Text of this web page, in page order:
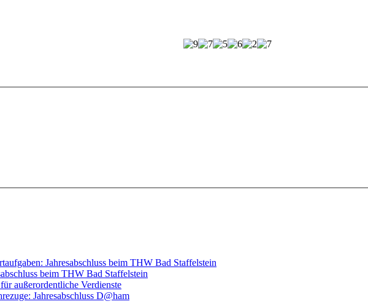
Jahresabschluss beim THW Bad Staffelstein
beim THW Bad Staffelstein
außerordentliche Verdienste
Jahresabschluss D@ham